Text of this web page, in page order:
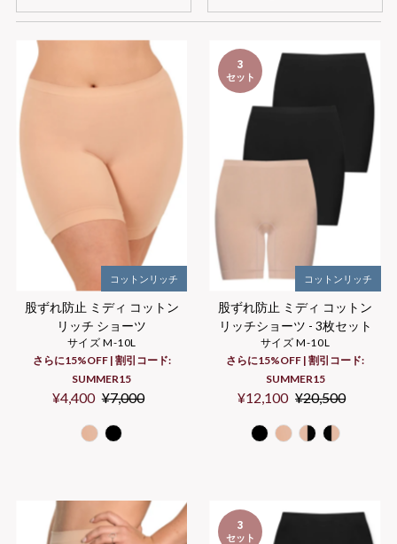
替
オススメ
関連性が最も高い
価格の安い順
価格の高い順
コットンリッチ
股ずれ防止 ミディ コットン
リッチ ショーツ
サイズ M-10L
さらに15%OFF | 割引コード:
SUMMER15
セ
¥4,400 通
価
¥7,000
3
セット
コットンリッチ
股ずれ防止 ミディ コットン
リッチショーツ - 3枚セット
サイズ M-10L
さらに15%OFF | 割引コード:
SUMMER15
セ
ル
¥12,100 通
価
¥20,500
3
セット